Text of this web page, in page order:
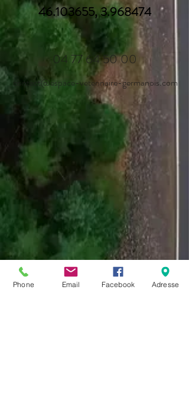
46.103655,3.968474
04 77 64 50 00
contact@espace-veterinaire-germanois.com
Phone Email Facebook Adresse